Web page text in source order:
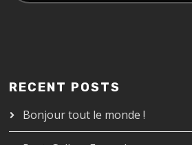
RECENT POSTS
Bonjour tout le monde !